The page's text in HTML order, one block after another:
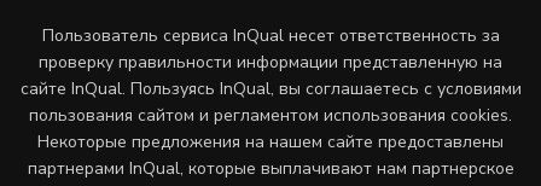
Пользователь сервиса InQual несет ответственность за
проверку правильности информации представленную на
сайте InQual. Пользуясь InQual, вы соглашаетесь с условиями
пользования сайтом и регламентом использования cookies.
Некоторые предложения на нашем сайте предоставлены
партнерами InQual, которые выплачивают нам партнерское